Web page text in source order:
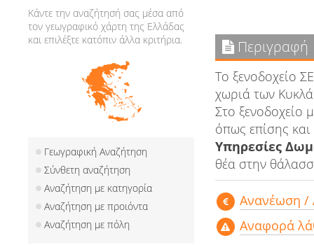
Περιγραφή
To ξενοδοχείο
χωριά των
Στο ξενοδοχείο
όπως επίσης
Υπηρεσίες
θέα στην
Aνανέωση /
Αναφορά
Κάντε την αναζήτησή σας μέσα από
τον γεωγραφικό χάρτη της Ελλάδας
και επιλέξτε κατόπιν άλλα κριτήρια.
Γεωγραφική Αναζήτηση
Σύνθετη αναζήτηση
Αναζήτηση με κατηγορία
Αναζήτηση με προιόντα
Αναζήτηση με πόλη